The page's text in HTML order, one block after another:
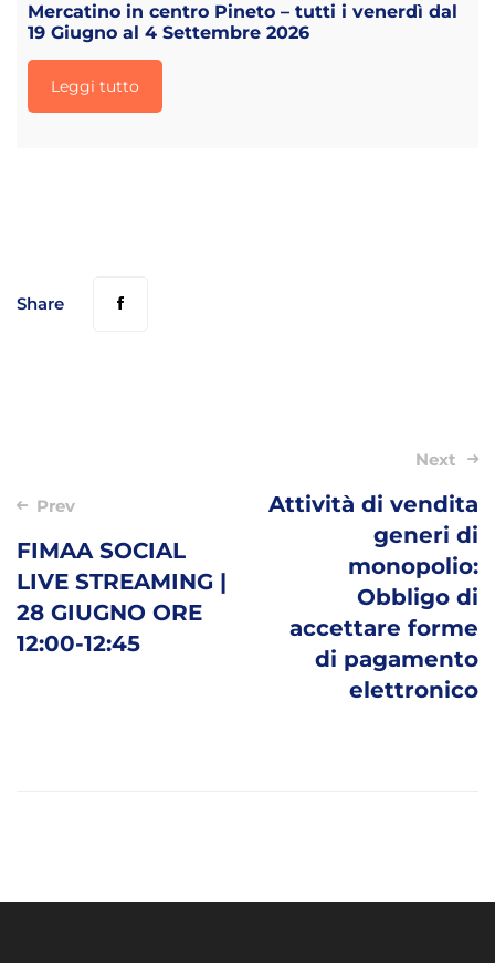
Mercatino in centro Pineto – tutti i venerdì dal
19 Giugno al 4 Settembre 2026
Leggi tutto
Share
navigation
Prev
FIMAA SOCIAL
LIVE STREAMING |
28 GIUGNO ORE
12:00-12:45
Next
Attività di vendita
generi di
monopolio:
Obbligo di
accettare forme
di pagamento
elettronico